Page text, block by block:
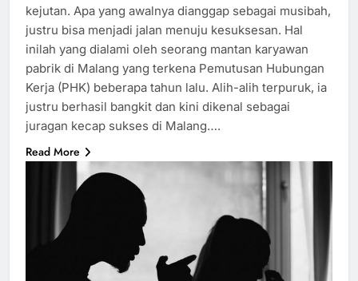
kejutan. Apa yang awalnya dianggap sebagai musibah,
justru bisa menjadi jalan menuju kesuksesan. Hal
inilah yang dialami oleh seorang mantan karyawan
pabrik di Malang yang terkena Pemutusan Hubungan
Kerja (PHK) beberapa tahun lalu. Alih-alih terpuruk, ia
justru berhasil bangkit dan kini dikenal sebagai
juragan kecap sukses di Malang….
Read More